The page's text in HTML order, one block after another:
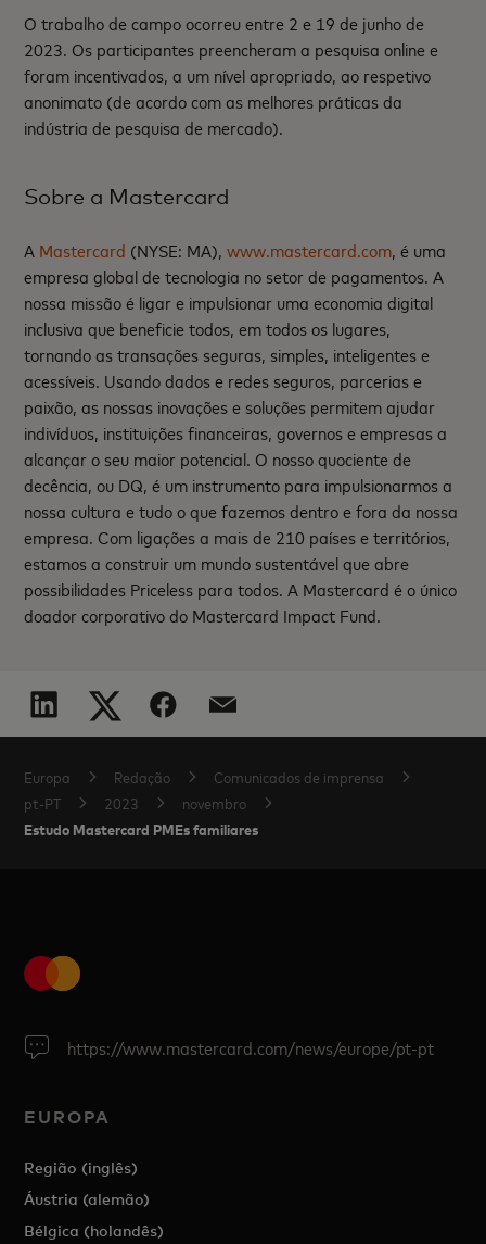
O trabalho de campo ocorreu entre 2 e 19 de junho de
2023. Os participantes preencheram a pesquisa online e
foram incentivados, a um nível apropriado, ao respetivo
anonimato (de acordo com as melhores práticas da
indústria de pesquisa de mercado).
Sobre a Mastercard
A Mastercard (NYSE: MA),www.mastercard.com, é uma
empresa global de tecnologia no setor de pagamentos. A
nossa missão é ligar e impulsionar uma economia digital
inclusiva que beneficie todos, em todos os lugares,
tornando as transações seguras, simples, inteligentes e
acessíveis. Usando dados e redes seguros, parcerias e
paixão, as nossas inovações e soluções permitem ajudar
indivíduos, instituições financeiras, governos e empresas a
alcançar o seu maior potencial. O nosso quociente de
decência, ou DQ, é um instrumento para impulsionarmos a
nossa cultura e tudo o que fazemos dentro e fora da nossa
empresa. Com ligações a mais de 210 países e territórios,
estamos a construir um mundo sustentável que abre
possibilidades Priceless para todos. A Mastercard é o único
doador corporativo do Mastercard Impact Fund.
Europa Redação
Comunicados de imprensa
pt-PT
2023 novembro
Estudo Mastercard PMEs familiares
https://www.mastercard.com/news/europe/pt-pt
EUROPA
Região (inglês)
Áustria (alemão)
Bélgica (holandês)